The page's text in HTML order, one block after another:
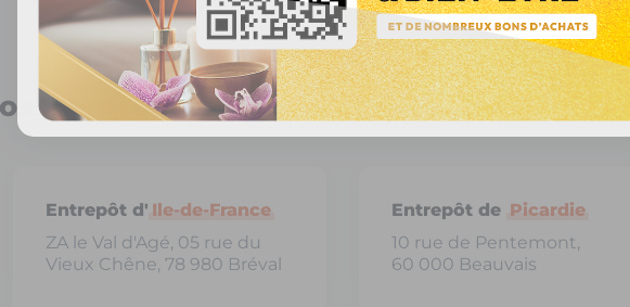
5 entrepôts
Entrepôt d' Ile-de-France
ZA le Val d'Agé, 05 rue du
Vieux Chêne, 78 980 Bréval
Entrepôt de Picardie
10 rue de Pentemont,
60 000 Beauvais